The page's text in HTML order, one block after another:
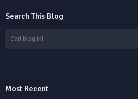
Search This Blog
Most Recent